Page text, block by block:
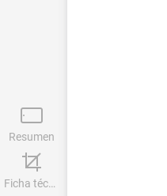
Resumen
Ficha técnica